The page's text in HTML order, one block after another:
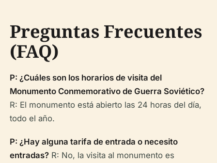
Preguntas Frecuentes
(FAQ)
P: ¿Cuáles son los horarios de visita del
Monumento Conmemorativo de Guerra Soviético?
R: El monumento está abierto las 24 horas del día,
todo el año.
P: ¿Hay alguna tarifa de entrada o necesito
entradas? R: No, la visita al monumento es